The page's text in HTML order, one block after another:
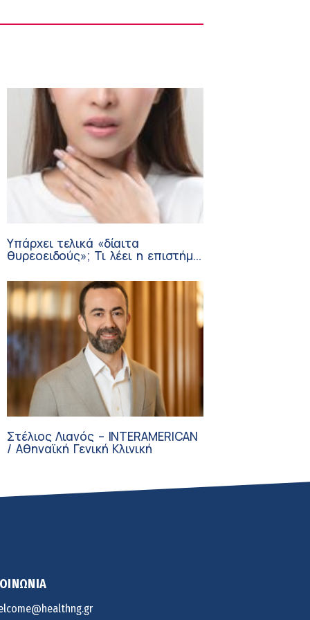
Κινητών Ιατρικών Μονάδων (ΚΙΜ)
Υπάρχει τελικά «δίαιτα
θυρεοειδούς»; Τι λέει η επιστήμη
συμπληρώματα
Στέλιος Λιανός – INTERAMERICAN
/ Αθηναϊκή Γενική Κλινική